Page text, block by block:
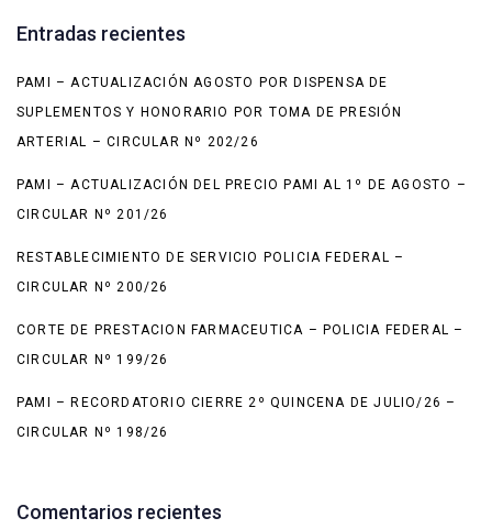
Entradas recientes
PAMI – ACTUALIZACIÓN AGOSTO POR DISPENSA DE
SUPLEMENTOS Y HONORARIO POR TOMA DE PRESIÓN
ARTERIAL – CIRCULAR Nº 202/26
PAMI – ACTUALIZACIÓN DEL PRECIO PAMI AL 1º DE AGOSTO –
CIRCULAR Nº 201/26
RESTABLECIMIENTO DE SERVICIO POLICIA FEDERAL –
CIRCULAR Nº 200/26
CORTE DE PRESTACION FARMACEUTICA – POLICIA FEDERAL –
CIRCULAR Nº 199/26
PAMI – RECORDATORIO CIERRE 2º QUINCENA DE JULIO/26 –
CIRCULAR Nº 198/26
Comentarios recientes